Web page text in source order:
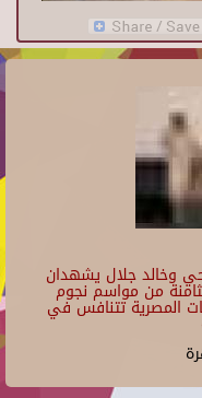
وخالد جلال يشهدان
من مواسم نجوم
من الجامعات المصرية تتنافس في